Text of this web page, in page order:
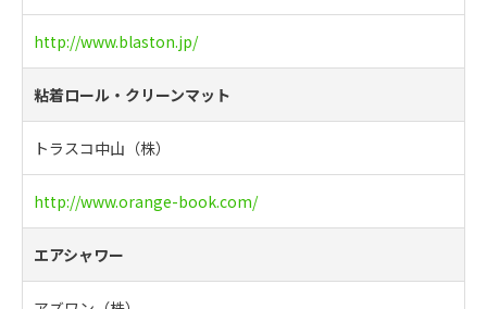
http://www.blaston.jp/
粘着ロール・クリーンマット
トラスコ中山（株）
http://www.orange-book.com/
エアシャワー